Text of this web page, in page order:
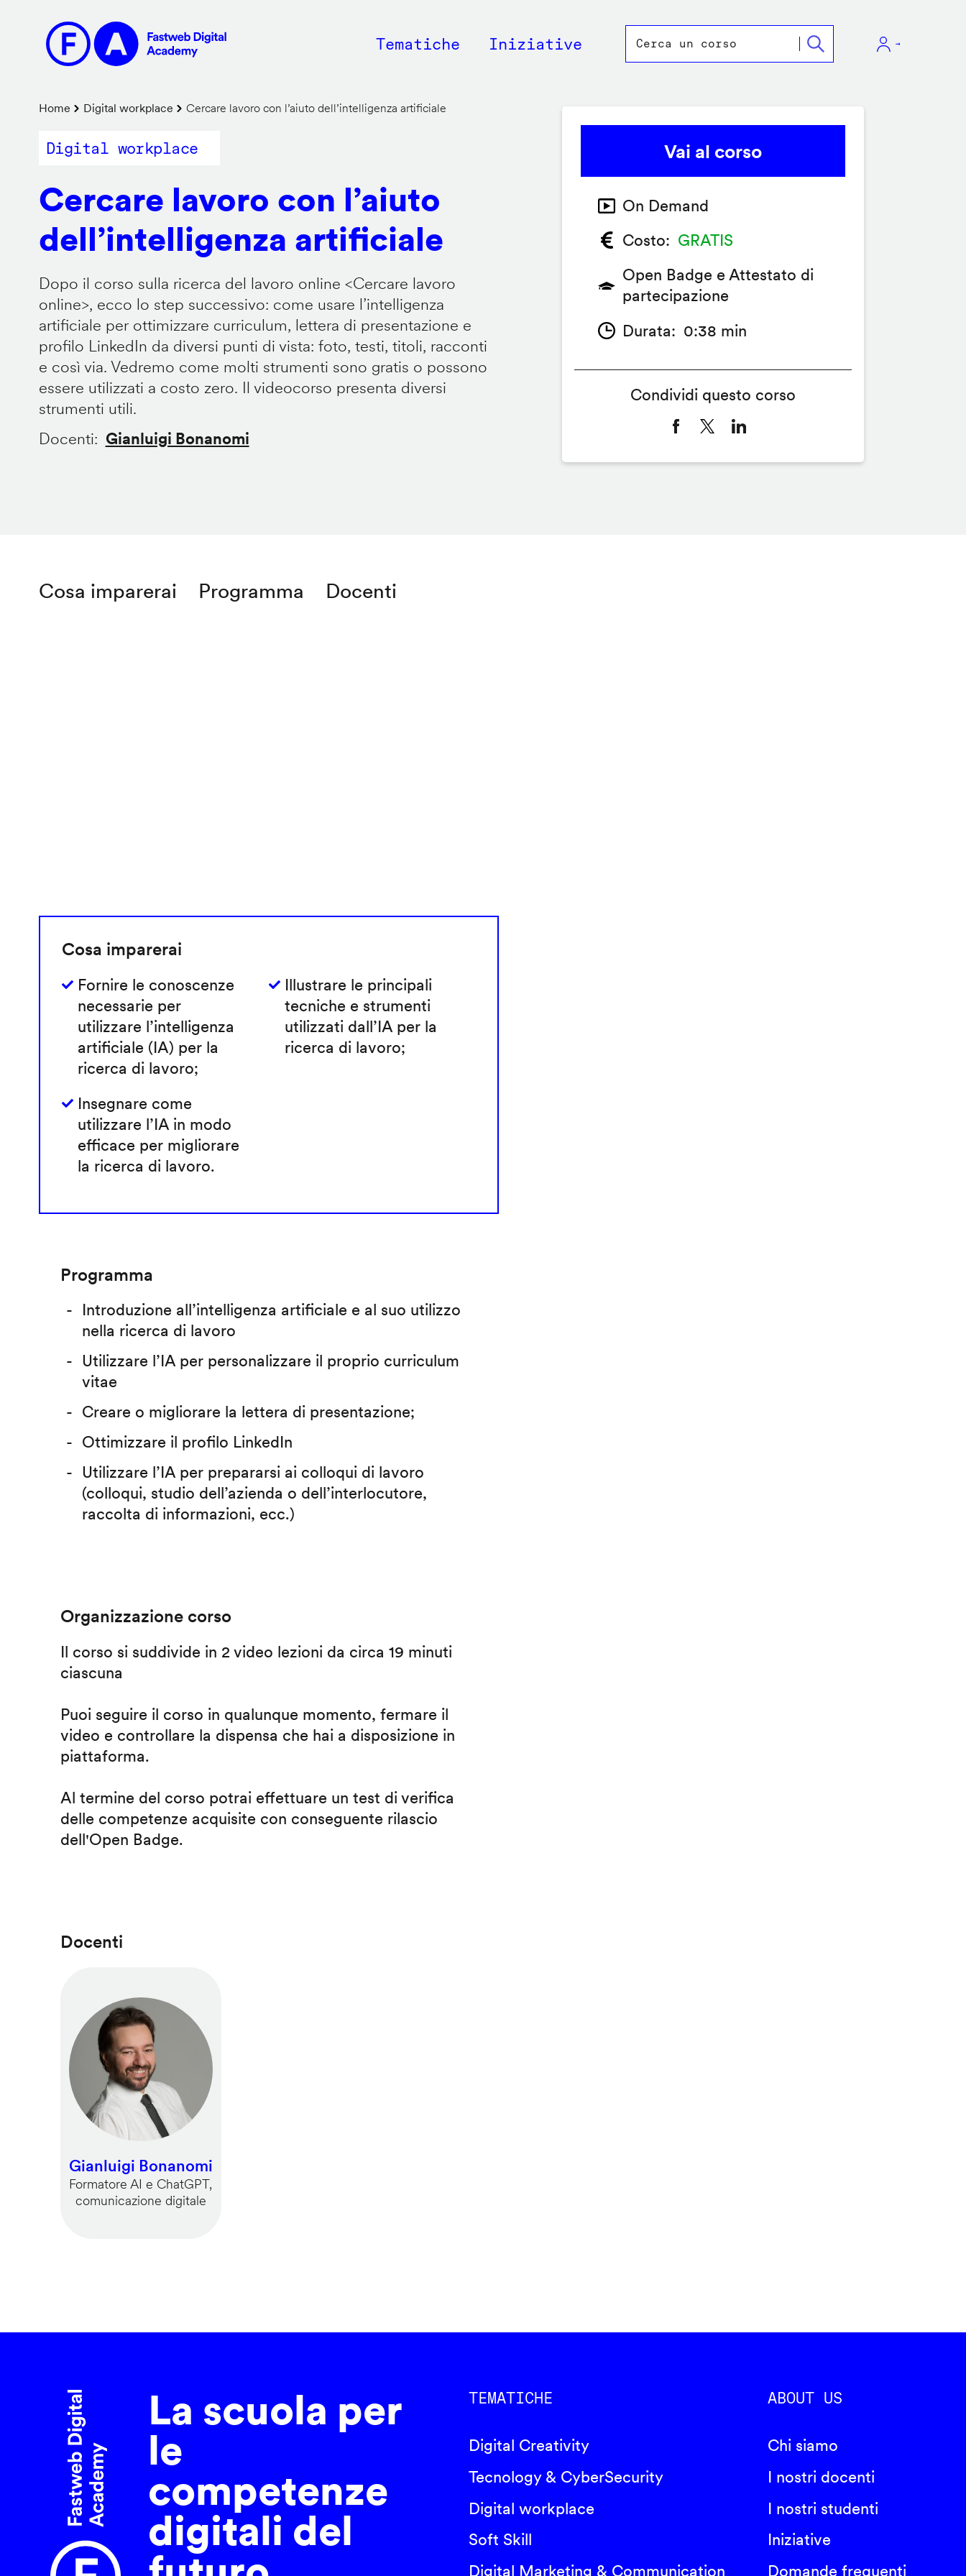
contenuto
principale
Main
Tematiche Iniziative
Briciole
di
Home Digital workplace Cercare lavoro con l’aiuto dell’intelligenza artificiale
Digital workplace
Cercare lavoro con l’aiuto
dell’intelligenza artificiale
Dopo il corso sulla ricerca del lavoro online <Cercare lavoro
online>, ecco lo step successivo: come usare l’intelligenza
artificiale per ottimizzare curriculum, lettera di presentazione e
profilo LinkedIn da diversi punti di vista: foto, testi, titoli, racconti
e così via. Vedremo come molti strumenti sono gratis o possono
essere utilizzati a costo zero. Il videocorso presenta diversi
strumenti utili.
Docenti
Gianluigi Bonanomi
Cosa imparerai Programma Docenti
Cosa imparerai
Fornire le conoscenze
necessarie per
utilizzare l’intelligenza
artificiale (IA) per la
ricerca di lavoro;
Illustrare le principali
tecniche e strumenti
utilizzati dall’IA per la
ricerca di lavoro;
Insegnare come
utilizzare l’IA in modo
efficace per migliorare
la ricerca di lavoro.
Programma
Introduzione all’intelligenza artificiale e al suo utilizzo
nella ricerca di lavoro
Utilizzare l’IA per personalizzare il proprio curriculum
vitae
Creare o migliorare la lettera di presentazione;
Ottimizzare il profilo LinkedIn
Utilizzare l’IA per prepararsi ai colloqui di lavoro
(colloqui, studio dell’azienda o dell’interlocutore,
raccolta di informazioni, ecc.)
Organizzazione corso
Il corso si suddivide in 2 video lezioni da circa 19 minuti
ciascuna
Puoi seguire il corso in qualunque momento, fermare il
video e controllare la dispensa che hai a disposizione in
piattaforma.
Al termine del corso potrai effettuare un test di verifica
delle competenze acquisite con conseguente rilascio
dell'Open Badge.
Docenti
Gianluigi Bonanomi
Formatore AI e ChatGPT,
comunicazione digitale
Vai al corso
On Demand
Costo
GRATIS
Open Badge e Attestato di
partecipazione
Durata
0:38 min
Condividi questo corso
La scuola per
le
competenze
digitali del
TEMATICHE
Digital Creativity
Tecnology & CyberSecurity
Digital workplace
Soft Skill
Digital Marketing & Communication
ABOUT US
Chi siamo
I nostri docenti
I nostri studenti
Iniziative
Domande frequenti